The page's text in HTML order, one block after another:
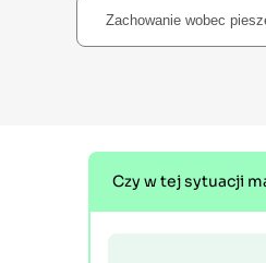
Czy w tej sytuacji